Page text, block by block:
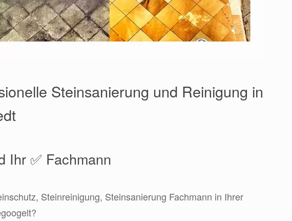
Steinsanierung und Reinigung in
Ihr ✅ Fachmann
Steinreinigung, Steinsanierung Fachmann in Ihrer